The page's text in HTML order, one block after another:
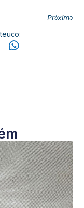
Próximo